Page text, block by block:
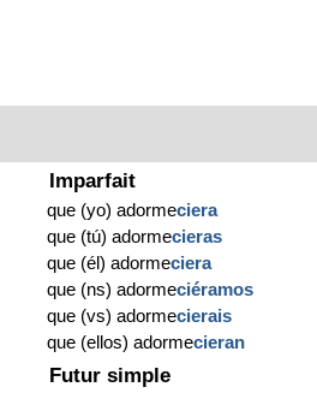
Imparfait
que (yo) adormeciera
que (tú) adormecieras
que (él) adormeciera
que (ns) adormeciéramos
que (vs) adormecierais
que (ellos) adormecieran
Futur simple